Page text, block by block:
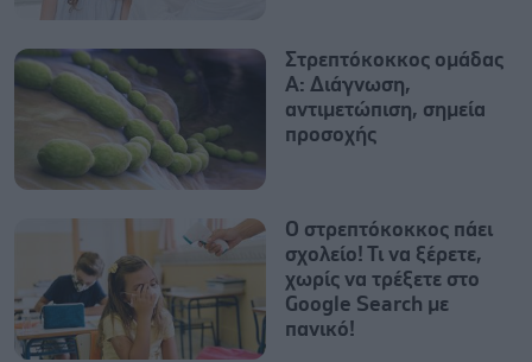
Στρεπτόκοκκος ομάδας
Α: Διάγνωση,
αντιμετώπιση, σημεία
προσοχής
Ο στρεπτόκοκκος πάει
σχολείο! Τι να ξέρετε,
χωρίς να τρέξετε στο
Google Search με
πανικό!